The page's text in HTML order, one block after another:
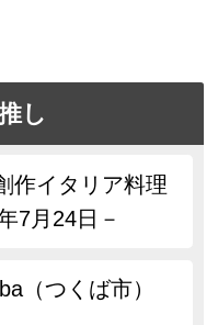
し
作イタリア料理
7月24日－
（つくば市）